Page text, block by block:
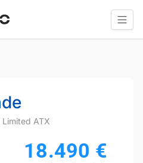
ATX
18.490 €